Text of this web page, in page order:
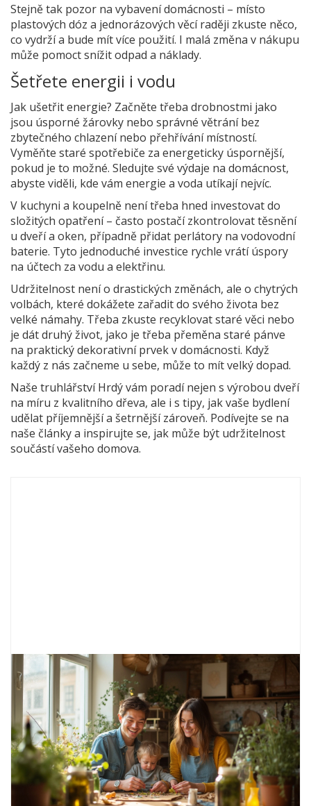
Stejně tak pozor na vybavení domácnosti – místo
plastových dóz a jednorázových věcí raději zkuste něco,
co vydrží a bude mít více použití. I malá změna v nákupu
může pomoct snížit odpad a náklady.
Šetřete energii i vodu
Jak ušetřit energie? Začněte třeba drobnostmi jako
jsou úsporné žárovky nebo správné větrání bez
zbytečného chlazení nebo přehřívání místností.
Vyměňte staré spotřebiče za energeticky úspornější,
pokud je to možné. Sledujte své výdaje na domácnost,
abyste viděli, kde vám energie a voda utíkají nejvíc.
V kuchyni a koupelně není třeba hned investovat do
složitých opatření – často postačí zkontrolovat těsnění
u dveří a oken, případně přidat perlátory na vodovodní
baterie. Tyto jednoduché investice rychle vrátí úspory
na účtech za vodu a elektřinu.
Udržitelnost není o drastických změnách, ale o chytrých
volbách, které dokážete zařadit do svého života bez
velké námahy. Třeba zkuste recyklovat staré věci nebo
je dát druhý život, jako je třeba přeměna staré pánve
na praktický dekorativní prvek v domácnosti. Když
každý z nás začneme u sebe, může to mít velký dopad.
Naše truhlářství Hrdý vám poradí nejen s výrobou dveří
na míru z kvalitního dřeva, ale i s tipy, jak vaše bydlení
udělat příjemnější a šetrnější zároveň. Podívejte se na
naše články a inspirujte se, jak může být udržitelnost
součástí vašeho domova.